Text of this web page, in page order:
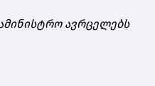
ავრცელებს